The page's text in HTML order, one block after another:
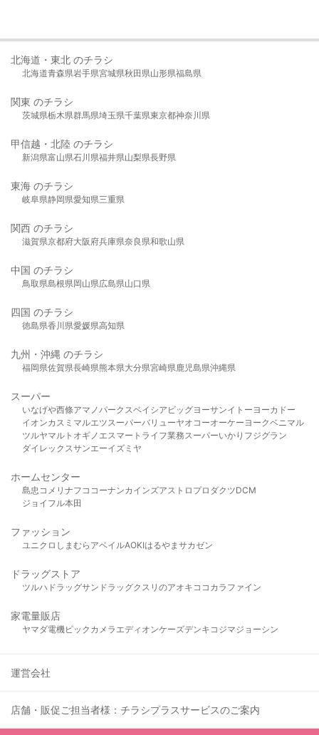
北海道・東北 のチラシ
北海道青森県岩手県宮城県秋田県山形県福島県
関東 のチラシ
茨城県栃木県群馬県埼玉県千葉県東京都神奈川県
甲信越・北陸 のチラシ
新潟県富山県石川県福井県山梨県長野県
東海 のチラシ
岐阜県静岡県愛知県三重県
関西 のチラシ
滋賀県京都府大阪府兵庫県奈良県和歌山県
中国 のチラシ
鳥取県島根県岡山県広島県山口県
四国 のチラシ
徳島県香川県愛媛県高知県
九州・沖縄 のチラシ
福岡県佐賀県長崎県熊本県大分県宮崎県鹿児島県沖縄県
スーパー
いなげや西條アマノパークスベイシア ビッグヨーサンイトーヨーカドー
イオンカスミ マルエツスーパーバリューヤオコーオーケー ヨークベニマル
ツルヤマルト オギノ エスマート ライフ業務スーパーいかり フジグラン
ダイレックスサンエーイズミヤ
ホームセンター
島忠 コメリ ナフコ コーナンカインズアストロプロダクツDCM
ジョイフル本田
ファッション
ユニクロ しまむら アベイルAOKIはるやま サカゼン
ドラッグストア
ツルハドラッグサンドラッグクスリのアオキ ココカラファイン
家電量販店
ヤマダ電機ビックカメラ エディオンケーズデンキ コジマジョーシン
運営会社
店舗・販促ご担当者様：チラシプラスサービスのご案内